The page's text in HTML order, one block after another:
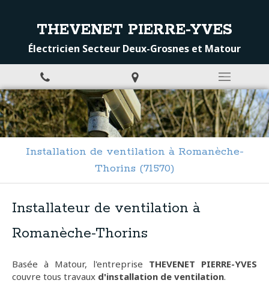
THEVENET PIERRE-YVES
Électricien Secteur Deux-Grosnes et Matour
Installation de ventilation à Romanèche-
Thorins (71570)
Installateur de ventilation à
Romanèche-Thorins
Basée à Matour, l'entreprise THEVENET PIERRE-YVES
couvre tous travaux d'installation de ventilation.